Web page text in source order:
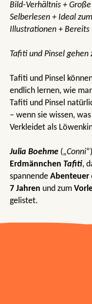
Bild-Verhältnis +
Selberlesen + Ideal
Illustrationen +
Tafiti und Pinsel
Tafiti und Pinsel
endlich lernen, wie
Tafiti und Pinsel
– wenn sie wissen,
Verkleidet als
Julia Boehme („Conni
Erdmännchen Tafiti,
spannende Abenteuer
7 Jahren und zum
gelistet.